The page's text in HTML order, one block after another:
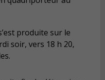
produite sur le
soir, vers 18 h 20,